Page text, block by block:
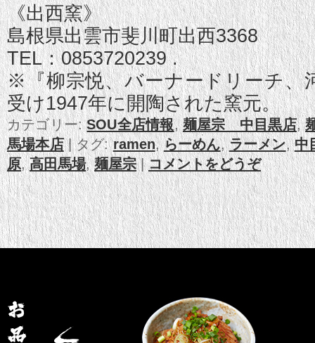
《出西窯》
島根県出雲市斐川町出西3368
TEL：0853720239 .
※『柳宗悦、バーナードリーチ、
受け1947年に開陶された窯元。
カテゴリー: SOU全店情報,麺屋宗 中目黒店,
馬場本店 |タグ: ramen,らーめん,ラーメン,中
原,高田馬場,麺屋宗 |コメントをどうぞ